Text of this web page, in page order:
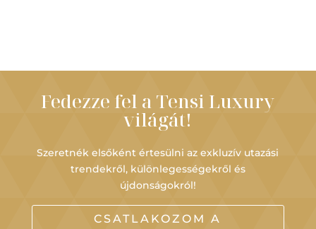
Fedezze fel a Tensi Luxury
világát!
Szeretnék elsőként értesülni az exkluzív utazási
trendekről, különlegességekről és
újdonságokról!
CSATLAKOZOM A